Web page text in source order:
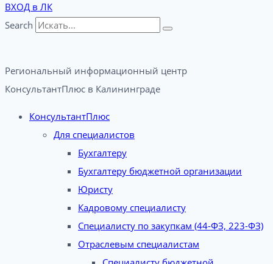
ВХОД в ЛК
Search
Региональный информационный центр
КонсультантПлюс в Калининграде​
КонсультантПлюс
Для специалистов
Бухгалтеру
Бухгалтеру бюджетной организации
Юристу
Кадровому специалисту
Специалисту по закупкам (44-ФЗ, 223-ФЗ)
Отраслевым специалистам